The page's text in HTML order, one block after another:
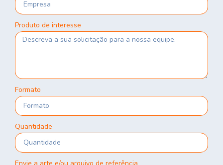
Produto de interesse
Formato
Quantidade